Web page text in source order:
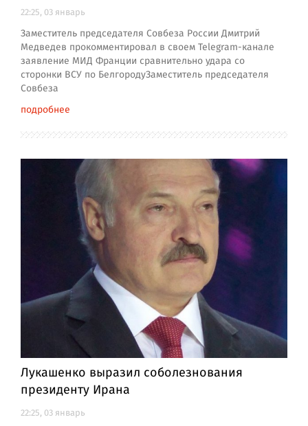
22:25, 03 январь
Заместитель председателя Совбеза России Дмитрий
Медведев прокомментировал в своем Telegram-канале
заявление МИД Франции сравнительно удара со
сторонки ВСУ по БелгородуЗаместитель председателя
Совбеза
подробнее
Лукашенко выразил соболезнования
президенту Ирана
22:25, 03 январь